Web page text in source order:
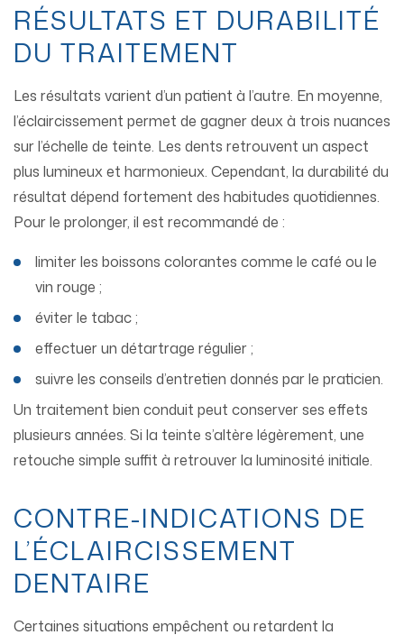
RÉSULTATS ET DURABILITÉ
DU TRAITEMENT
Les résultats varient d’un patient à l’autre. En moyenne,
l’éclaircissement permet de gagner deux à trois nuances
sur l’échelle de teinte. Les dents retrouvent un aspect
plus lumineux et harmonieux. Cependant, la durabilité du
résultat dépend fortement des habitudes quotidiennes.
Pour le prolonger, il est recommandé de :
limiter les boissons colorantes comme le café ou le
vin rouge ;
éviter le tabac ;
effectuer un détartrage régulier ;
suivre les conseils d’entretien donnés par le praticien.
Un traitement bien conduit peut conserver ses effets
plusieurs années. Si la teinte s’altère légèrement, une
retouche simple suffit à retrouver la luminosité initiale.
CONTRE-INDICATIONS DE
L’ÉCLAIRCISSEMENT
DENTAIRE
Certaines situations empêchent ou retardent la